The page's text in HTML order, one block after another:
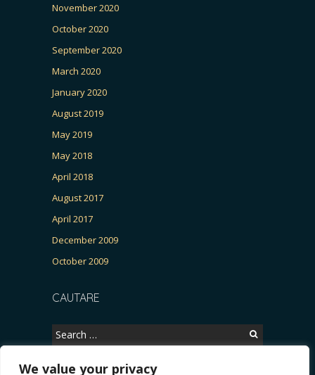
We value your privacy
November 2020
October 2020
September 2020
March 2020
January 2020
August 2019
May 2019
May 2018
April 2018
August 2017
April 2017
December 2009
October 2009
CAUTARE
Search
for: